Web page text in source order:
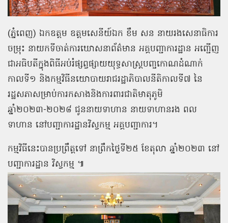
(ភ្នំពេញ) ឯកឧត្ដម ឧត្ដមសេនីយ៍ឯក ខឹម សន នាយរងសេនាធិការ
ចម្រុះ នាយកទីចាត់ការឃោសនាព័ត៌មាន អគ្គបញ្ជាការដ្ឋាន អញ្ជើញ
ជាអធិបតីក្នុងពិធីអប់រំផ្សព្វផ្សាយយុទ្ធសាស្ត្របញ្ចកោណដំណាក់
កាលទី១ និងកម្មវិធីនយោបាយរាជរដ្ឋាភិបាលនីតិកាលទី៧ នៃ
រដ្ឋសភាសម្រាប់ការកសាងនិងការពារជាតិមាតុភូមិ
ឆ្នាំ២០២៣-២០២៨ ជូននាយទាហាន នាយទាហានរង ពល
ទាហាន នៅបញ្ជាការដ្ឋានវិស្វកម្ម អគ្គបញ្ជាការ។
កម្មវិធីនេះបានប្រព្រឹត្តទៅ នាព្រឹកថ្ងៃទី២៥ ខែតុលា ឆ្នាំ២០២៣​ នៅ
បញ្ជាការដ្ឋាន វិស្វកម្ម ៕